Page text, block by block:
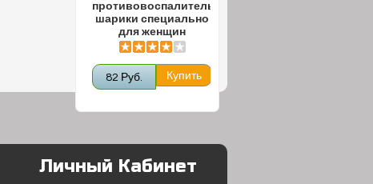
противовоспалительные
шарики специально
для женщин
82 Руб.
Личный Кабинет